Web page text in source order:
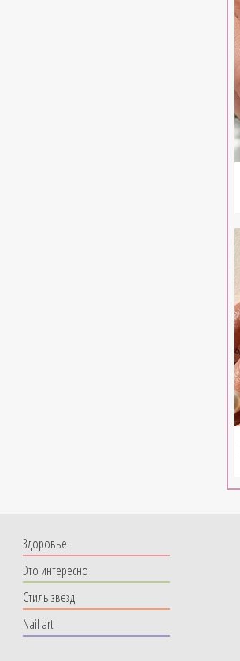
Здоровье
Это интересно
Стиль звезд
Nail art